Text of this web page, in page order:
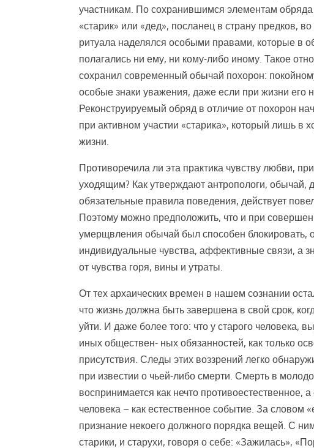
участникам. По сохранившимся элементам обряда
«старик» или «дед», посланец в страну предков,
ритуала наделялся особыми правами, которые в
полагались ни ему, ни кому-либо иному. Такое
сохранил современный обычай похорон:
особые знаки уважения, даже если при жизни его
Реконструируемый обряд в отличие от похорон
при активном участии «старика», который лишь в
жизни.
Противоречила ли эта практика чувству любви,
уходящим? Как утверждают антропологи, обычай,
обязательные правила поведения, действует
Поэтому можно предположить, что и при
умерщвления обычай был способен блокировать,
индивидуальные чувства, аффективные связи, а
от чувства горя, вины и утраты.
От тех архаических времен в нашем сознании
что жизнь должна быть завершена в свой срок,
уйти. И даже более того: что у старого человека,
иных обществен- ных обязанностей, как только
присутствия. Следы этих воззрений легко
при известии о чьей-либо смерти. Смерть в
воспринимается как нечто противоестественное, а
человека – как естественное событие. За словом
признание некоего должного порядка вещей. С
старики, и старухи, говоря о себе: «Зажилась»,